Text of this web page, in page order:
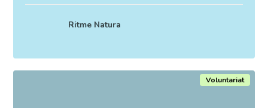
Ritme Natura
Voluntariat